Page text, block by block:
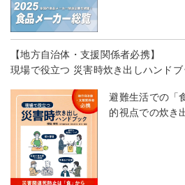
【地方自治体・支援関係者必携】
現場で役立つ 災害時炊き出しハンドブ
避難生活での「
的視点での炊き